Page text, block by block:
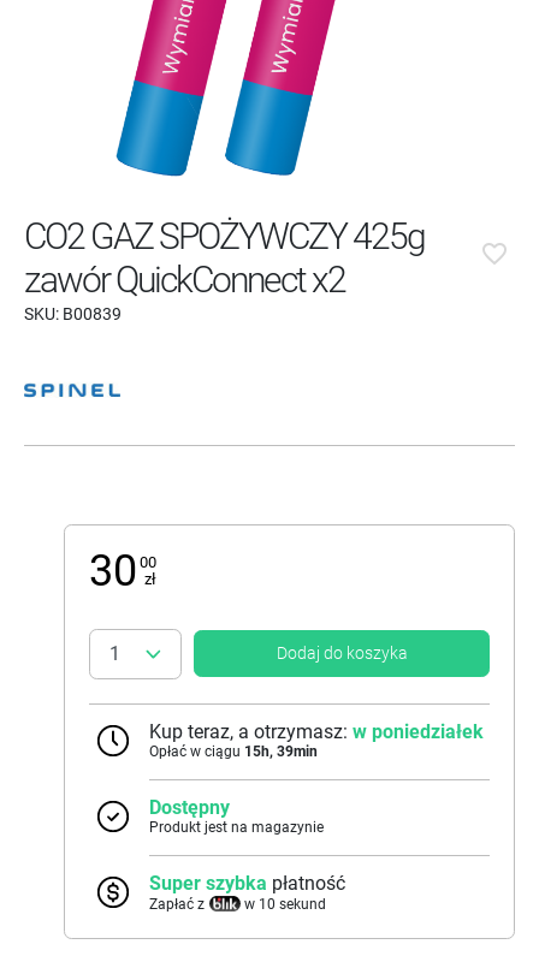
CO2 GAZ SPOŻYWCZY 425g
zawór QuickConnect x2
SKU: B00839
favorite_border
30 00
zł
Dodaj do koszyka
Kup teraz, a otrzymasz: w poniedziałek
Opłać w ciągu 15h, 39min
Dostępny
Produkt jest na magazynie
Super szybka płatność
Zapłać z w 10 sekund